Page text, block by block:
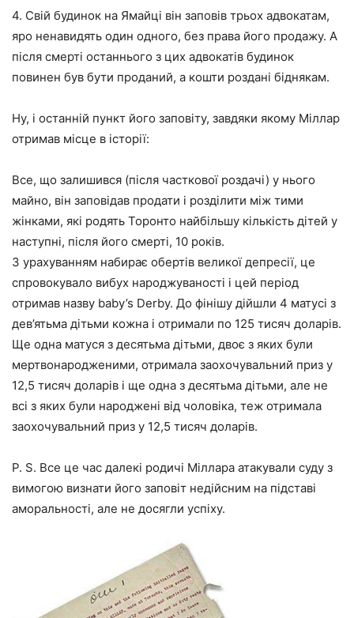
4. Свій будинок на Ямайці він заповів трьох адвокатам,
яро ненавидять один одного, без права його продажу. А
після смерті останнього з цих адвокатів будинок
повинен був бути проданий, а кошти роздані біднякам.
Ну, і останній пункт його заповіту, завдяки якому Міллар
отримав місце в історії:
Все, що залишився (після часткової роздачі) у нього
майно, він заповідав продати і розділити між тими
жінками, які родять Торонто найбільшу кількість дітей у
наступні, після його смерті, 10 років.
З урахуванням набирає обертів великої депресії, це
спровокувало вибух народжуваності і цей період
отримав назву baby’s Derby. До фінішу дійшли 4 матусі з
дев’ятьма дітьми кожна і отримали по 125 тисяч доларів.
Ще одна матуся з десятьма дітьми, двоє з яких були
мертвонародженими, отримала заохочувальний приз у
12,5 тисяч доларів і ще одна з десятьма дітьми, але не
всі з яких були народжені від чоловіка, теж отримала
заохочувальний приз у 12,5 тисяч доларів.
P. S. Все це час далекі родичі Міллара атакували суду з
вимогою визнати його заповіт недійсним на підставі
аморальності, але не досягли успіху.